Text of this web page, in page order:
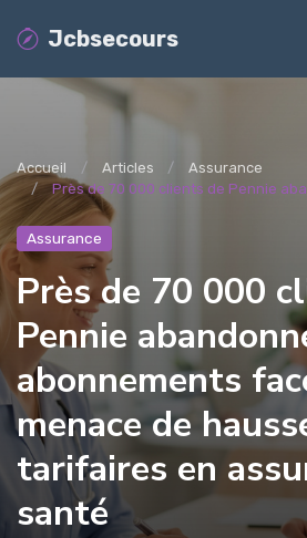
Jcbsecours
Accueil Articles
Assurance
Près de 70 000 clients de Pennie
Assurance
Près de 70 000
Pennie
abonnements
menace de
tarifaires en
santé